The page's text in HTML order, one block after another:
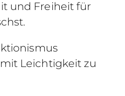
und Freiheit für
.
Leichtigkeit zu